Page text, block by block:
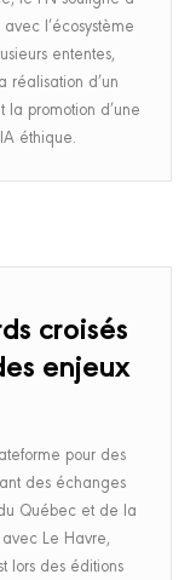
l’écosystème
ententes,
réalisation d’un
promotion d’une
éthique.
croisés
enjeux
pour des
des échanges
Québec et de la
Le Havre,
lors des éditions